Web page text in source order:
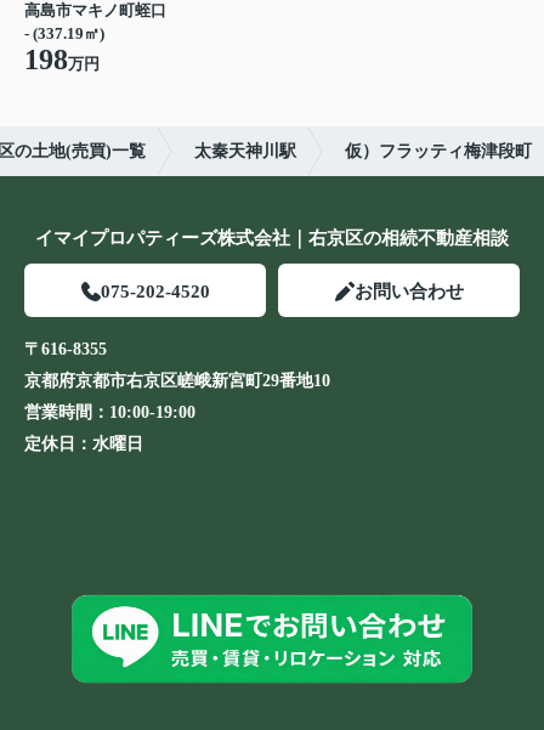
高島市マキノ町蛭口
- (337.19㎡)
198万円
の土地(売買)一覧 太秦天神川駅 仮）フラッティ梅津段町
イマイプロパティーズ株式会社｜右京区の相続不動産相談
075-202-4520 お問い合わせ
〒616-8355
京都府京都市右京区嵯峨新宮町29番地10
営業時間： 10:00-19:00
定休日： 水曜日